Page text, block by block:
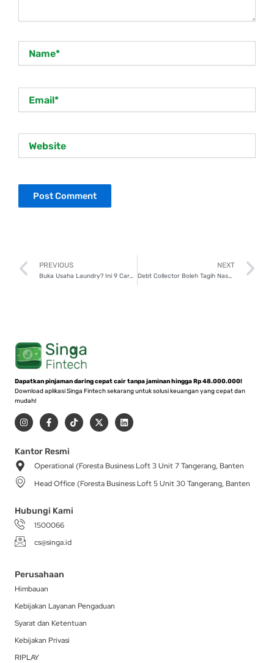
Prev
PREVIOUS
Buka Usaha Laundry? Ini 9 Cara Hitung Modalnya!
NEXT
Debt Collector Boleh Tagih Nasabah? Cek 7 Aturan Baru Pindar!
Dapatkan pinjaman daring cepat cair tanpa jaminan hingga Rp 48.000.000!
Download aplikasi Singa Fintech sekarang untuk solusi keuangan yang cepat dan
mudah!
I
n
s
a
g
r
a
m
F
a
c
b
o
-
T
i
k
X
-
t
t
r
L
i
n
i
Kantor Resmi
Operational (Foresta Business Loft 3 Unit 7 Tangerang, Banten
Head Office (Foresta Business Loft 5 Unit 30 Tangerang, Banten
Hubungi Kami
1500066
cs@singa.id
Perusahaan
Himbauan
Kebijakan Layanan Pengaduan
Syarat dan Ketentuan
Kebijakan Privasi
RIPLAY